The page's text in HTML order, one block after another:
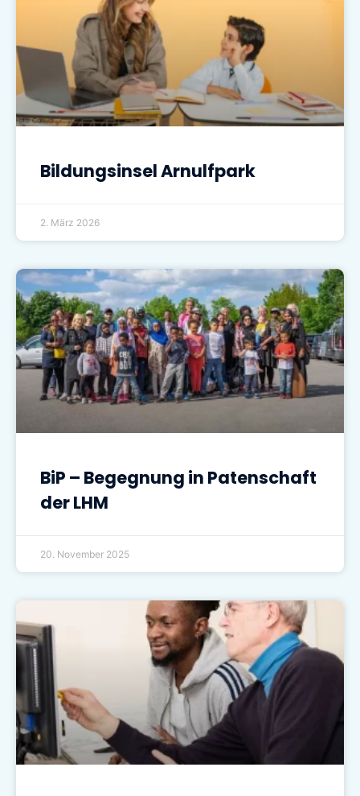
Bildungsinsel Arnulfpark
2. März 2026
BiP – Begegnung in Patenschaft
der LHM
20. November 2025